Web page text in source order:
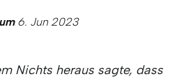
6. Jun 2023
Nichts heraus sagte, dass